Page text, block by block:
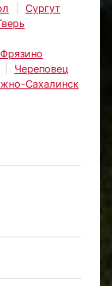
Сургут
Фрязино
Череповец
Сахалинск